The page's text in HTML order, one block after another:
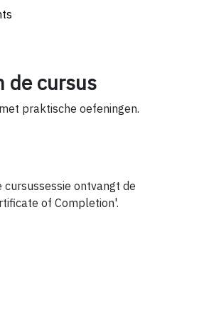
de cursus
praktische oefeningen.
cursussessie ontvangt de
of Completion'.